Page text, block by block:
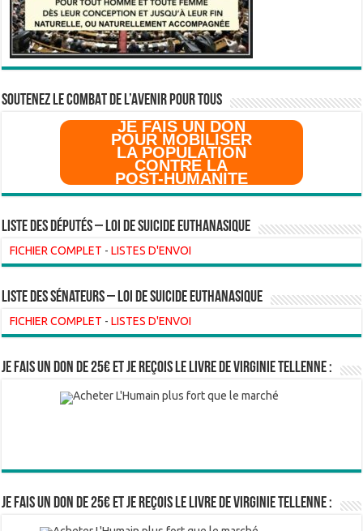
SOUTENEZ LE COMBAT DE L’AVenir pour Tous
JE FAIS UN DON
POUR MOBILISER
LA POPULATION
CONTRE LA
POST-HUMANITE
Liste des Députés – Loi de suicide euthanasique
FICHIER COMPLET -LISTES D'ENVOI
liste des sénateurs – loi de suicide euthanasique
FICHIER COMPLET -LISTES D'ENVOI
Je fais un don de 25€ et je reçois le livre de Virginie Tellenne :
Je fais un don de 25€ et je reçois le livre de Virginie Tellenne :